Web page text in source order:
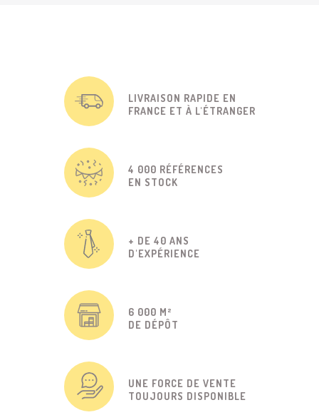
LIVRAISON RAPIDE EN
FRANCE ET À L'ÉTRANGER
4 000 RÉFÉRENCES
EN STOCK
+ DE 40 ANS
D'EXPÉRIENCE
6 000 M²
DE DÉPÔT
UNE FORCE DE VENTE
TOUJOURS DISPONIBLE